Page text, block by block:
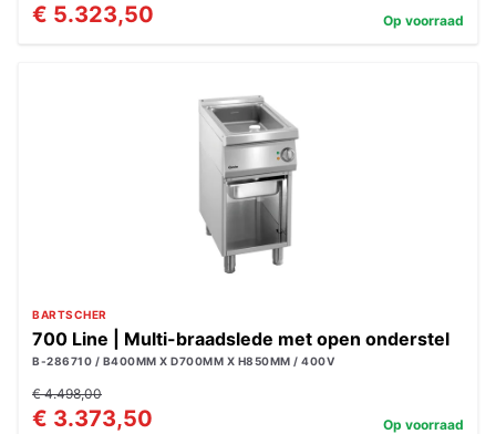
€ 5.323,50 Op voorraad
BARTSCHER
700 Line | Multi-braadslede met open onderstel
B-286710 / B400MM X D700MM X H850MM / 400V
€ 4.498,00
€ 3.373,50 Op voorraad